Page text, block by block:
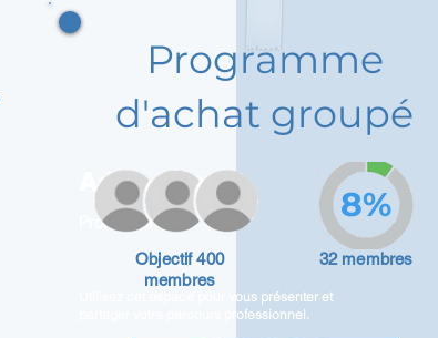
Adam Caar
Promoteur
Utilisez cet espace pour vous présenter et
partager votre parcours professionnel.
Programme
d'achat groupé
Objectif 400
membres
32 membres
8%